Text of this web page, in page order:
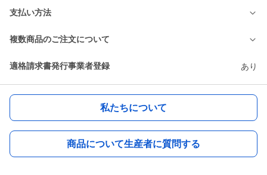
支払い方法
複数商品のご注文について
適格請求書発行事業者登録 あり
私たちについて
商品について生産者に質問する